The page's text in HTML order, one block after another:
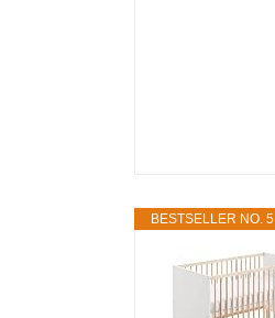
BESTSELLER NO. 5